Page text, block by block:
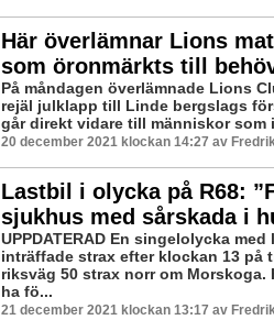
Här överlämnar Lions
som öronmärkts till
På måndagen överlämnade Lions
rejäl julklapp till Linde bergslags
går direkt vidare till människor som
20 december 2021 klockan 14:27 av
Lastbil i olycka på R68:
sjukhus med sårskada i
UPPDATERAD En singelolycka med
inträffade strax efter klockan 13 på
riksväg 50 strax norr om Morskoga.
ha fö...
21 december 2021 klockan 13:17 av